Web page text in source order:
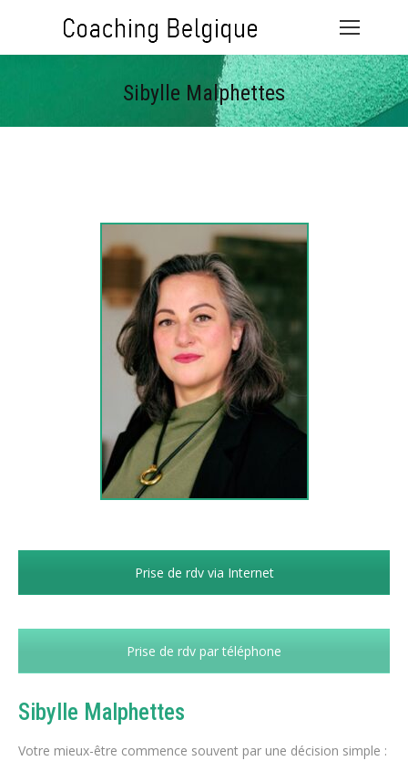
Sibylle Malphettes
Vous êtes ici :
Prise de rdv via Internet
Prise de rdv par téléphone
Sibylle Malphettes
Votre mieux-être commence souvent par une décision simple :